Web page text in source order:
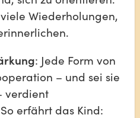
Wiederholungen,
: Jede Form von
– und sei sie
verdient